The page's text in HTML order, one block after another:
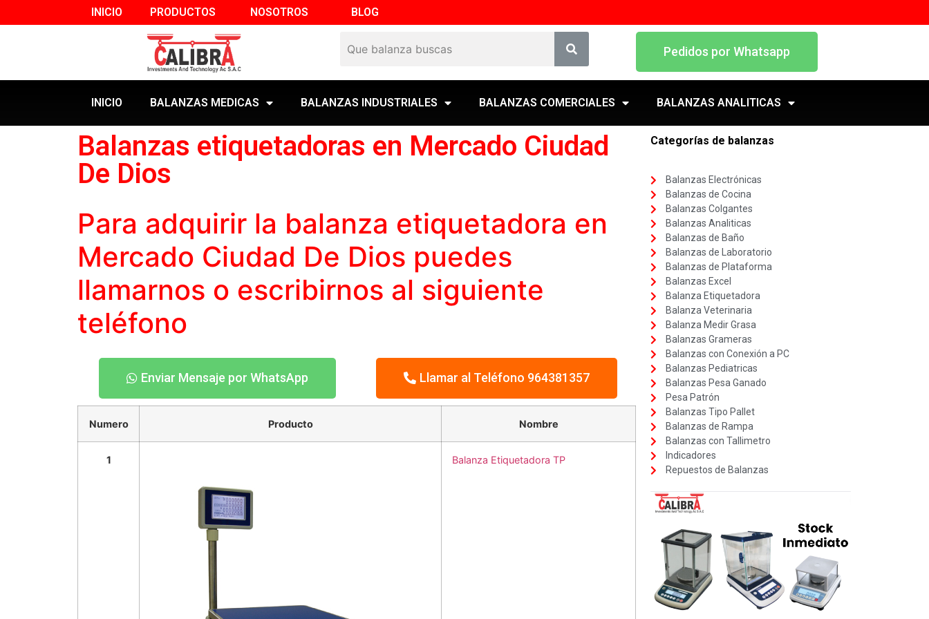
INICIO PRODUCTOS NOSOTROS BLOG
Pedidos por Whatsapp
INICIO BALANZAS MEDICAS BALANZAS INDUSTRIALES BALANZAS COMERCIALES BALANZAS ANALITICAS
Balanzas etiquetadoras en Mercado Ciudad
De Dios
Para adquirir la balanza etiquetadora en
Mercado Ciudad De Dios puedes
llamarnos o escribirnos al siguiente
teléfono
Enviar Mensaje por WhatsApp Llamar al Teléfono 964381357
Numero Producto Nombre
1 Balanza Etiquetadora TP
Categorías de balanzas
Balanzas Electrónicas
Balanzas de Cocina
Balanzas Colgantes
Balanzas Analiticas
Balanzas de Baño
Balanzas de Laboratorio
Balanzas de Plataforma
Balanzas Excel
Balanza Etiquetadora
Balanza Veterinaria
Balanza Medir Grasa
Balanzas Grameras
Balanzas con Conexión a PC
Balanzas Pediatricas
Balanzas Pesa Ganado
Pesa Patrón
Balanzas Tipo Pallet
Balanzas de Rampa
Balanzas con Tallimetro
Indicadores
Repuestos de Balanzas